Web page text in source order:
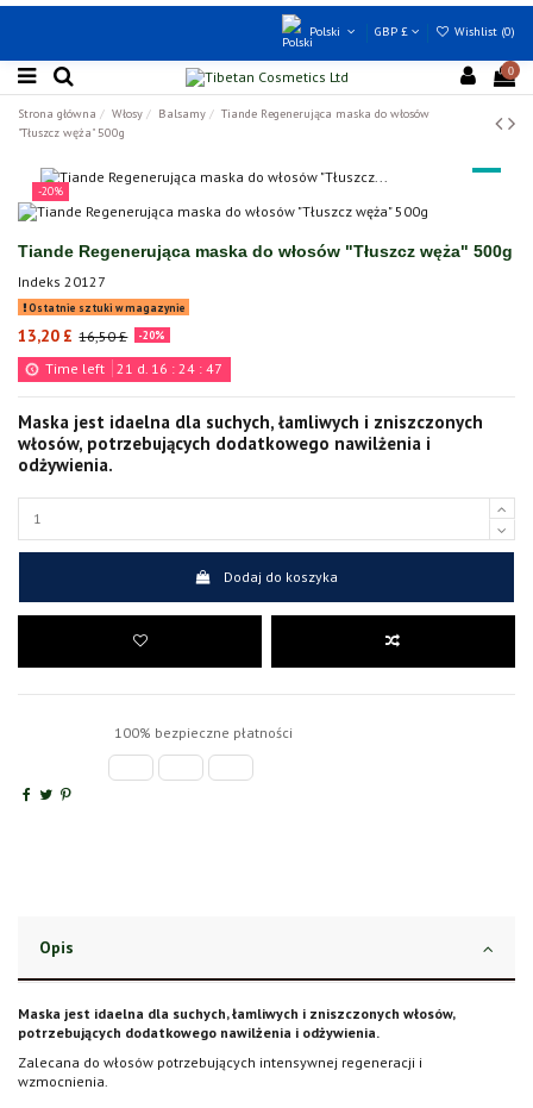
Polski GBP £ Wishlist (0)
0
Strona główna Włosy Balsamy
Tiande Regenerująca maska do włosów
"Tłuszcz węża" 500g
-20%
Tiande Regenerująca maska do włosów "Tłuszcz węża" 500g
Indeks 20127
Ostatnie sztuki w magazynie
13,20 £ 16,50 £ -20%
Time left 21 d. 16 :24 :47
Maska jest idaelna dla suchych, łamliwych i zniszczonych
włosów, potrzebujących dodatkowego nawilżenia i
odżywienia.
Dodaj do koszyka
100% bezpieczne płatności
Opis
Maska jest idaelna dla suchych, łamliwych i zniszczonych włosów,
potrzebujących dodatkowego nawilżenia i odżywienia.
Zalecana do włosów potrzebujących intensywnej regeneracji i
wzmocnienia.